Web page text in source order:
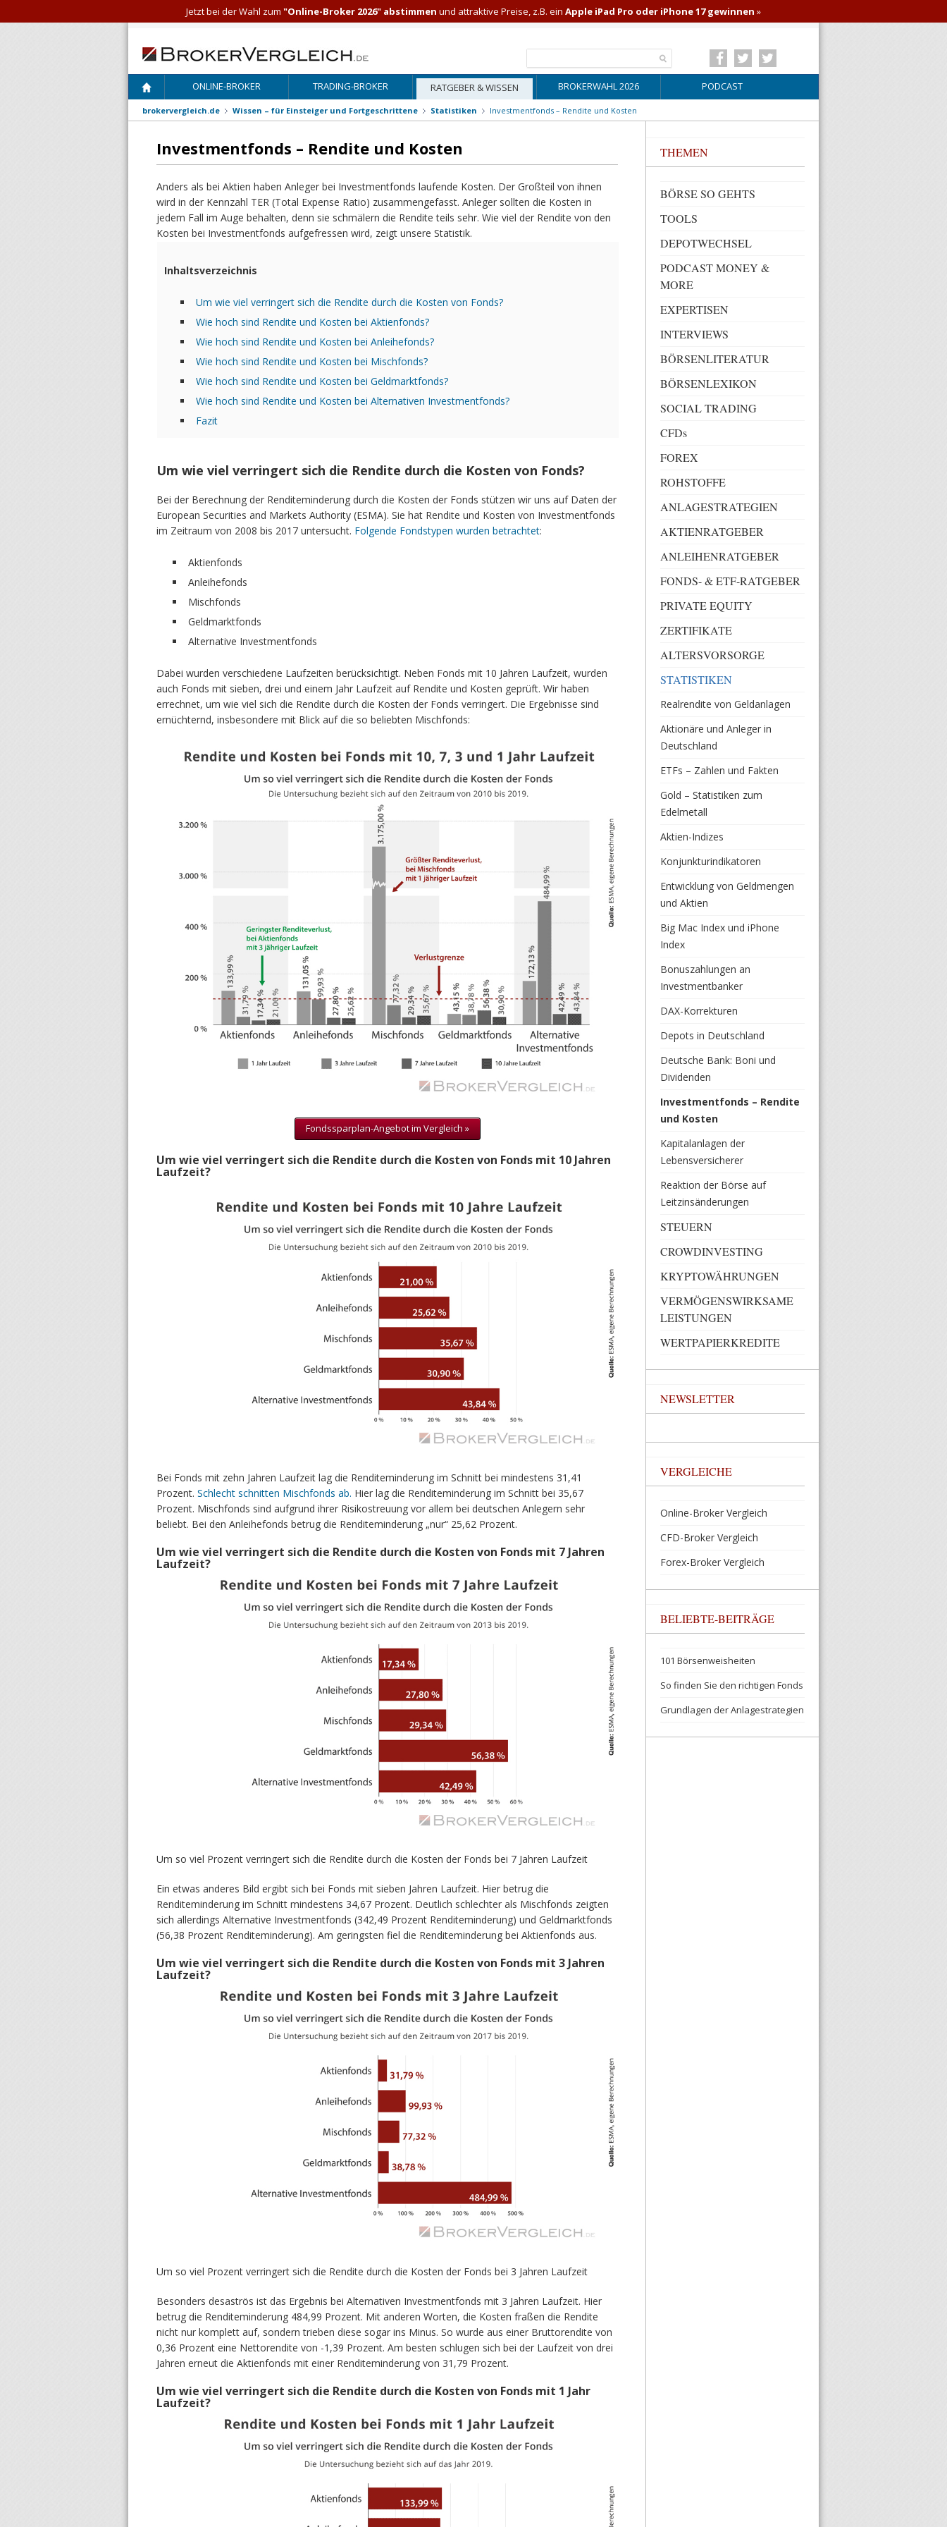
ONLINE-BROKER TRADING-BROKER RATGEBER & WISSEN BROKERWAHL 2026 PODCAST
brokervergleich.de Wissen – für Einsteiger und Fortgeschrittene Statistiken Investmentfonds – Rendite und Kosten
THEMEN
BÖRSE SO GEHTS
TOOLS
DEPOTWECHSEL
PODCAST MONEY &
MORE
EXPERTISEN
INTERVIEWS
BÖRSENLITERATUR
BÖRSENLEXIKON
SOCIAL TRADING
CFDs
FOREX
ROHSTOFFE
ANLAGESTRATEGIEN
AKTIENRATGEBER
ANLEIHENRATGEBER
FONDS- & ETF-RATGEBER
PRIVATE EQUITY
ZERTIFIKATE
ALTERSVORSORGE
STATISTIKEN
Realrendite von Geldanlagen
Aktionäre und Anleger in
Deutschland
ETFs – Zahlen und Fakten
Gold – Statistiken zum
Edelmetall
Aktien-Indizes
Konjunkturindikatoren
Entwicklung von Geldmengen
und Aktien
Big Mac Index und iPhone
Index
Bonuszahlungen an
Investmentbanker
DAX-Korrekturen
Depots in Deutschland
Deutsche Bank: Boni und
Dividenden
Investmentfonds – Rendite
und Kosten
Kapitalanlagen der
Lebensversicherer
Reaktion der Börse auf
Leitzinsänderungen
STEUERN
CROWDINVESTING
KRYPTOWÄHRUNGEN
VERMÖGENSWIRKSAME
LEISTUNGEN
WERTPAPIERKREDITE
NEWSLETTER
VERGLEICHE
Online-Broker Vergleich
CFD-Broker Vergleich
Forex-Broker Vergleich
BELIEBTE-BEITRÄGE
101 Börsenweisheiten
So finden Sie den richtigen Fonds
Grundlagen der Anlagestrategien
Investmentfonds – Rendite und Kosten
Anders als bei Aktien haben Anleger bei Investmentfonds laufende Kosten. Der Großteil von ihnen
wird in der Kennzahl TER (Total Expense Ratio) zusammengefasst. Anleger sollten die Kosten in
jedem Fall im Auge behalten, denn sie schmälern die Rendite teils sehr. Wie viel der Rendite von den
Kosten bei Investmentfonds aufgefressen wird, zeigt unsere Statistik.
Inhaltsverzeichnis
Um wie viel verringert sich die Rendite durch die Kosten von Fonds?
Wie hoch sind Rendite und Kosten bei Aktienfonds?
Wie hoch sind Rendite und Kosten bei Anleihefonds?
Wie hoch sind Rendite und Kosten bei Mischfonds?
Wie hoch sind Rendite und Kosten bei Geldmarktfonds?
Wie hoch sind Rendite und Kosten bei Alternativen Investmentfonds?
Fazit
Um wie viel verringert sich die Rendite durch die Kosten von Fonds?
Bei der Berechnung der Renditeminderung durch die Kosten der Fonds stützen wir uns auf Daten der
European Securities and Markets Authority (ESMA). Sie hat Rendite und Kosten von Investmentfonds
im Zeitraum von 2008 bis 2017 untersucht. Folgende Fondstypen wurden betrachtet:
Aktienfonds
Anleihefonds
Mischfonds
Geldmarktfonds
Alternative Investmentfonds
Dabei wurden verschiedene Laufzeiten berücksichtigt. Neben Fonds mit 10 Jahren Laufzeit, wurden
auch Fonds mit sieben, drei und einem Jahr Laufzeit auf Rendite und Kosten geprüft. Wir haben
errechnet, um wie viel sich die Rendite durch die Kosten der Fonds verringert. Die Ergebnisse sind
ernüchternd, insbesondere mit Blick auf die so beliebten Mischfonds:
Fondssparplan-Angebot im Vergleich »
Um wie viel verringert sich die Rendite durch die Kosten von Fonds mit 10 Jahren
Laufzeit?
Bei Fonds mit zehn Jahren Laufzeit lag die Renditeminderung im Schnitt bei mindestens 31,41
Prozent. Schlecht schnitten Mischfonds ab. Hier lag die Renditeminderung im Schnitt bei 35,67
Prozent. Mischfonds sind aufgrund ihrer Risikostreuung vor allem bei deutschen Anlegern sehr
beliebt. Bei den Anleihefonds betrug die Renditeminderung „nur“ 25,62 Prozent.
Um wie viel verringert sich die Rendite durch die Kosten von Fonds mit 7 Jahren
Laufzeit?
Um so viel Prozent verringert sich die Rendite durch die Kosten der Fonds bei 7 Jahren Laufzeit
Ein etwas anderes Bild ergibt sich bei Fonds mit sieben Jahren Laufzeit. Hier betrug die
Renditeminderung im Schnitt mindestens 34,67 Prozent. Deutlich schlechter als Mischfonds zeigten
sich allerdings Alternative Investmentfonds (342,49 Prozent Renditeminderung) und Geldmarktfonds
(56,38 Prozent Renditeminderung). Am geringsten fiel die Renditeminderung bei Aktienfonds aus.
Um wie viel verringert sich die Rendite durch die Kosten von Fonds mit 3 Jahren
Laufzeit?
Um so viel Prozent verringert sich die Rendite durch die Kosten der Fonds bei 3 Jahren Laufzeit
Besonders desaströs ist das Ergebnis bei Alternativen Investmentfonds mit 3 Jahren Laufzeit. Hier
betrug die Renditeminderung 484,99 Prozent. Mit anderen Worten, die Kosten fraßen die Rendite
nicht nur komplett auf, sondern trieben diese sogar ins Minus. So wurde aus einer Bruttorendite von
0,36 Prozent eine Nettorendite von -1,39 Prozent. Am besten schlugen sich bei der Laufzeit von drei
Jahren erneut die Aktienfonds mit einer Renditeminderung von 31,79 Prozent.
Um wie viel verringert sich die Rendite durch die Kosten von Fonds mit 1 Jahr
Laufzeit?
Jetzt bei der Wahl zum "Online-Broker 2026" abstimmen und attraktive Preise, z.B. ein Apple iPad Pro oder iPhone 17 gewinnen »